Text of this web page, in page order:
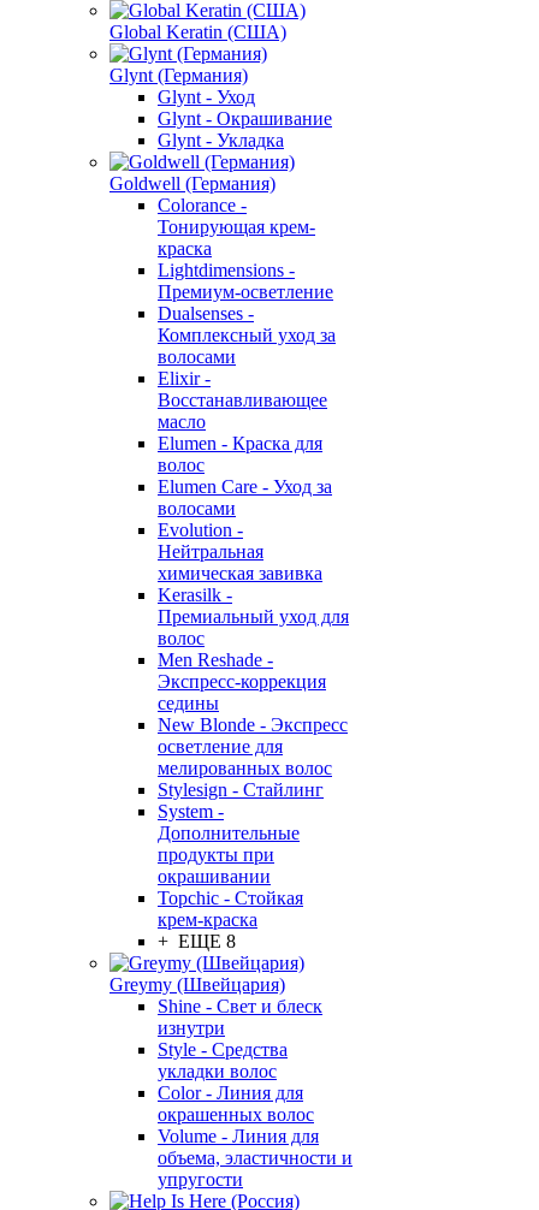
Global Keratin (США)
Glynt (Германия)
Glynt - Уход
Glynt - Окрашивание
Glynt - Укладка
Goldwell (Германия)
Colorance -
Тонирующая крем-
краска
Lightdimensions -
Премиум-осветление
Dualsenses -
Комплексный уход за
волосами
Elixir -
Восстанавливающее
масло
Elumen - Краска для
волос
Elumen Care - Уход за
волосами
Evolution -
Нейтральная
химическая завивка
Kerasilk -
Премиальный уход для
волос
Men Reshade -
Экспресс-коррекция
седины
New Blonde - Экспресс
осветление для
мелированных волос
Stylesign - Стайлинг
System -
Дополнительные
продукты при
окрашивании
Topchic - Стойкая
крем-краска
+ ЕЩЕ 8
Greymy (Швейцария)
Shine - Свет и блеск
изнутри
Style - Средства
укладки волос
Color - Линия для
окрашенных волос
Volume - Линия для
объема, эластичности и
упругости